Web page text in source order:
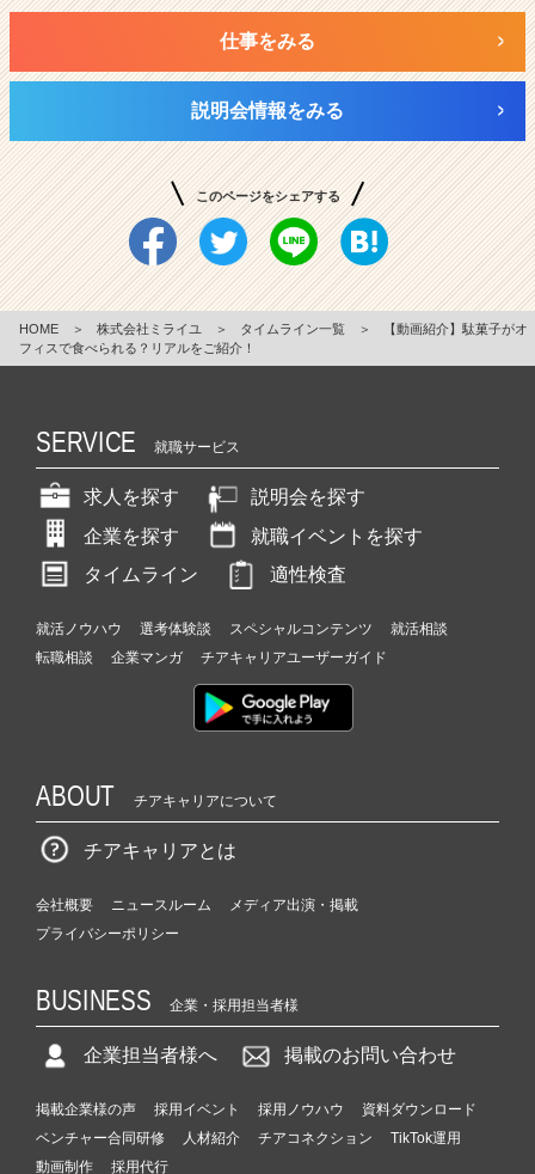
仕事をみる
説明会情報をみる
このページをシェアする
HOME ＞ 株式会社ミライユ ＞ タイムライン一覧 ＞
【動画紹介】駄菓子がオ
フィスで食べられる？リアルをご紹介！
SERVICE 就職サービス
求人を探す
説明会を探す
企業を探す
就職イベントを探す
タイムライン
適性検査
就活ノウハウ 選考体験談 スペシャルコンテンツ
就活相談
転職相談
企業マンガ チアキャリアユーザーガイド
ABOUT チアキャリアについて
チアキャリアとは
会社概要 ニュースルーム
メディア出演・掲載
プライバシーポリシー
BUSINESS 企業・採用担当者様
企業担当者様へ 掲載のお問い合わせ
掲載企業様の声 採用イベント 採用ノウハウ
資料ダウンロード
ベンチャー合同研修
人材紹介 チアコネクション
TikTok運用
動画制作
採用代行